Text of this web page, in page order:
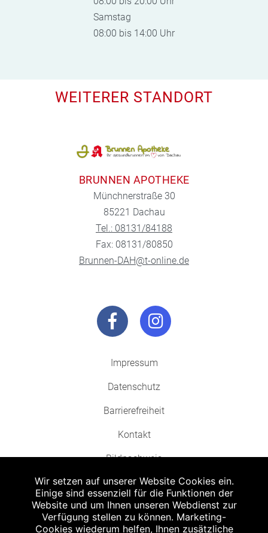
Samstag
08:00 bis 14:00 Uhr
WEITERER STANDORT
BRUNNEN APOTHEKE
Münchnerstraße 30
85221 Dachau
Tel.: 08131/84188
Fax: 08131/80850
Brunnen-DAH@t-online.de
Impressum
Datenschutz
Barrierefreiheit
Kontakt
Bildnachweis
Abgabe in haushaltsüblichen Mengen, solange der Vorrat reicht. Für Druck-
Wir setzen auf unserer Website Cookies ein.
Einige sind essenziell für die Funktionen der
Website und um Ihnen unseren Webdienst zur
Verfügung stellen zu können. Marketing-
Cookies wiederum helfen, Ihnen zusätzliche